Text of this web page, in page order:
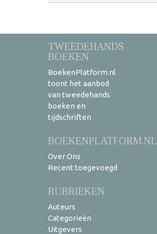
TWEEDEHANDS
BOEKEN
BoekenPlatform.nl
toont het aanbod
van tweedehands
boeken en
tijdschriften
BOEKENPLATFORM.NL
Over Ons
Recent toegevoegd
RUBRIEKEN
Auteurs
Categorieën
Uitgevers